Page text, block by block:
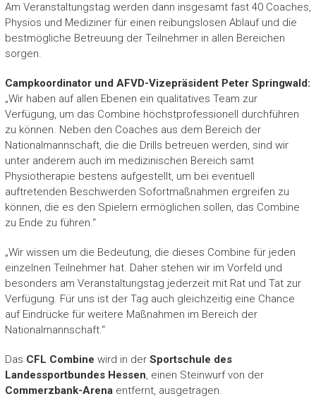
Am Veranstaltungstag werden dann insgesamt fast 40 Coaches,
Physios und Mediziner für einen reibungslosen Ablauf und die
bestmögliche Betreuung der Teilnehmer in allen Bereichen
sorgen.
Campkoordinator und AFVD-Vizepräsident Peter Springwald:
„Wir haben auf allen Ebenen ein qualitatives Team zur
Verfügung, um das Combine höchstprofessionell durchführen
zu können. Neben den Coaches aus dem Bereich der
Nationalmannschaft, die die Drills betreuen werden, sind wir
unter anderem auch im medizinischen Bereich samt
Physiotherapie bestens aufgestellt, um bei eventuell
auftretenden Beschwerden Sofortmaßnahmen ergreifen zu
können, die es den Spielern ermöglichen sollen, das Combine
zu Ende zu führen.“
„Wir wissen um die Bedeutung, die dieses Combine für jeden
einzelnen Teilnehmer hat. Daher stehen wir im Vorfeld und
besonders am Veranstaltungstag jederzeit mit Rat und Tat zur
Verfügung. Für uns ist der Tag auch gleichzeitig eine Chance
auf Eindrücke für weitere Maßnahmen im Bereich der
Nationalmannschaft.“
Das CFL Combine wird in der Sportschule des
Landessportbundes Hessen, einen Steinwurf von der
Commerzbank-Arenaentfernt, ausgetragen.